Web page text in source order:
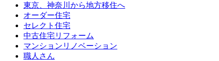
東京、神奈川から地方移住へ
オーダー住宅
セレクト住宅
中古住宅リフォーム
マンションリノベーション
職人さん